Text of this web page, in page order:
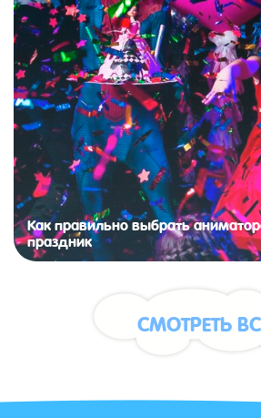
Как правильно выбрать
праздник
СМОТРЕТЬ